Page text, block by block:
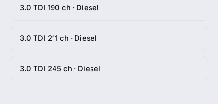
3.0 TDI 190 ch · Diesel
3.0 TDI 211 ch · Diesel
3.0 TDI 245 ch · Diesel